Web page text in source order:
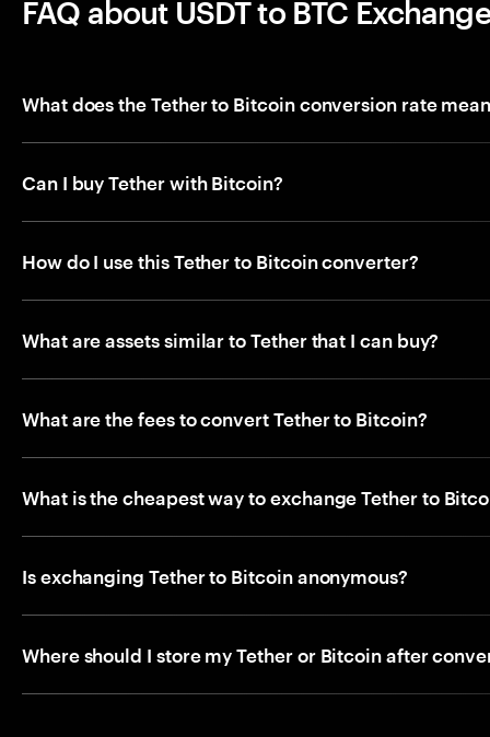
FAQ about USDT to BTC Exchange
What does the Tether to Bitcoin conversion rate
Can I buy Tether with Bitcoin?
How do I use this Tether to Bitcoin converter?
What are assets similar to Tether that I can buy?
What are the fees to convert Tether to Bitcoin?
What is the cheapest way to exchange Tether to
Is exchanging Tether to Bitcoin anonymous?
Where should I store my Tether or Bitcoin after